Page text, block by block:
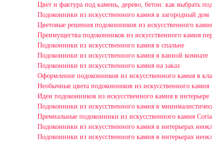
Цвет и фактура под камень, дерево, бетон: как выбрать
Подоконники из искусственного камня в загородный дом
Цветовые решения подоконников из искусственного
Преимущества подоконников из искусственного камня
Подоконники из искусственного камня в спальне
Подоконники из искусственного камня в ванной комнате
Подоконники из искусственного камня на заказ
Оформление подоконников из искусственного камня в
Необычные цвета подоконников из искусственного камня
Идеи подоконников из искусственного камня в интерьере
Подоконники из искусственного камня в
Премиальные подоконники из искусственного камня
Подоконники из искусственного камня в интерьерах
Подоконники из искусственного камня в интерьерах